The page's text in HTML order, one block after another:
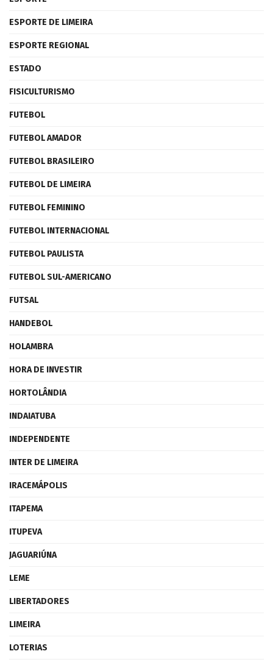
ESPORTE DE LIMEIRA
ESPORTE REGIONAL
ESTADO
FISICULTURISMO
FUTEBOL
FUTEBOL AMADOR
FUTEBOL BRASILEIRO
FUTEBOL DE LIMEIRA
FUTEBOL FEMININO
FUTEBOL INTERNACIONAL
FUTEBOL PAULISTA
FUTEBOL SUL-AMERICANO
FUTSAL
HANDEBOL
HOLAMBRA
HORA DE INVESTIR
HORTOLÂNDIA
INDAIATUBA
INDEPENDENTE
INTER DE LIMEIRA
IRACEMÁPOLIS
ITAPEMA
ITUPEVA
JAGUARIÚNA
LEME
LIBERTADORES
LIMEIRA
LOTERIAS